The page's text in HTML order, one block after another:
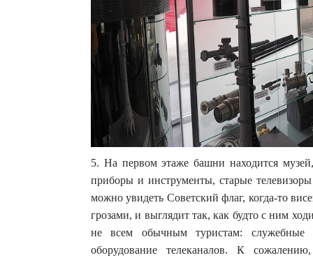
5. На первом этаже башни находится
приборы и инструменты, старые
можно увидеть Советский флаг, когда-то
грозами, и выглядит так, как будто с ним
не всем обычным туристам: служебные
оборудование телеканалов. К